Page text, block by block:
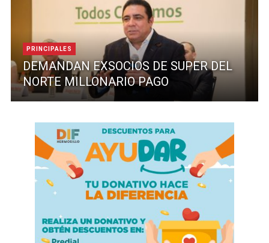
PRINCIPALES
DEMANDAN EXSOCIOS DE SUPER DEL
NORTE MILLONARIO PAGO